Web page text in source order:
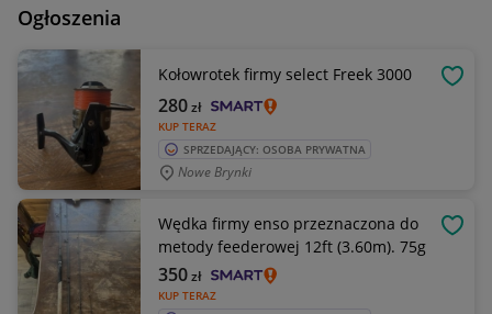
Ogłoszenia
Kołowrotek firmy select Freek 3000
KUP TERAZ
280zł
SPRZEDAJĄCY: OSOBA PRYWATNA
Nowe Brynki
Wędka firmy enso przeznaczona do
metody feederowej 12ft (3.60m). 75g
KUP TERAZ
350zł